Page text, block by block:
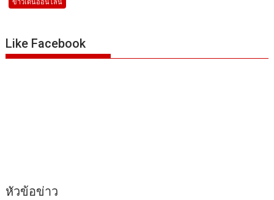
Like Facebook
หัวข้อข่าว